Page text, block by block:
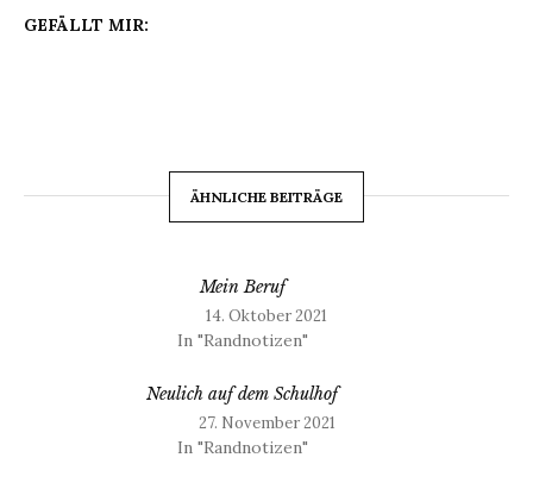
GEFÄLLT MIR:
ÄHNLICHE BEITRÄGE
Mein Beruf
14. Oktober 2021
In "Randnotizen"
Neulich auf dem Schulhof
27. November 2021
In "Randnotizen"